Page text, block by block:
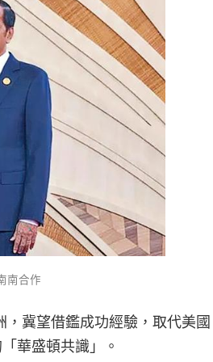
南合作
冀望借鑑成功經驗，取代美國
華盛頓共識」。